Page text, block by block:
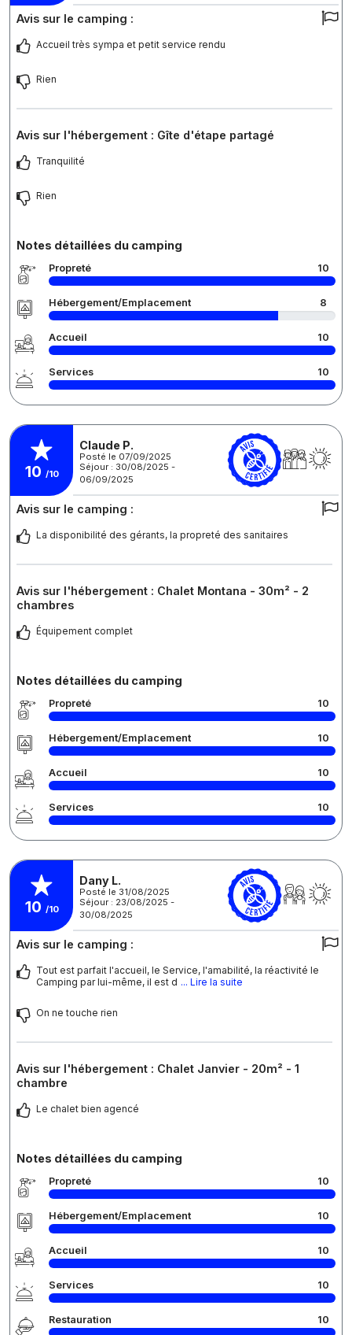
Avis sur le camping :
Accueil très sympa et petit service rendu
Rien
Avis sur l'hébergement : Gîte d'étape partagé
Tranquilité
Rien
Notes détaillées du camping
Propreté 10
Hébergement/Emplacement 8
Accueil 10
Services 10
10 /10
Claude P.
Posté le 07/09/2025
Séjour : 30/08/2025 -
06/09/2025
Avis sur le camping :
La disponibilité des gérants, la propreté des sanitaires
Avis sur l'hébergement : Chalet Montana - 30m² - 2
chambres
Équipement complet
Notes détaillées du camping
Propreté 10
Hébergement/Emplacement 10
Accueil 10
Services 10
10 /10
Dany L.
Posté le 31/08/2025
Séjour : 23/08/2025 -
30/08/2025
Avis sur le camping :
Tout est parfait l'accueil, le Service, l'amabilité, la réactivité le
Camping par lui-même, il est d ... Lire la suite
On ne touche rien
Avis sur l'hébergement : Chalet Janvier - 20m² - 1
chambre
Le chalet bien agencé
Notes détaillées du camping
Propreté 10
Hébergement/Emplacement 10
Accueil 10
Services 10
Restauration 10